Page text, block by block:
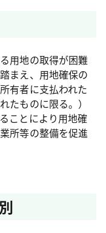
用地の取得が困難
まえ、用地確保の
有者に支払われた
たものに限る。）
ことにより用地確
所等の整備を促進